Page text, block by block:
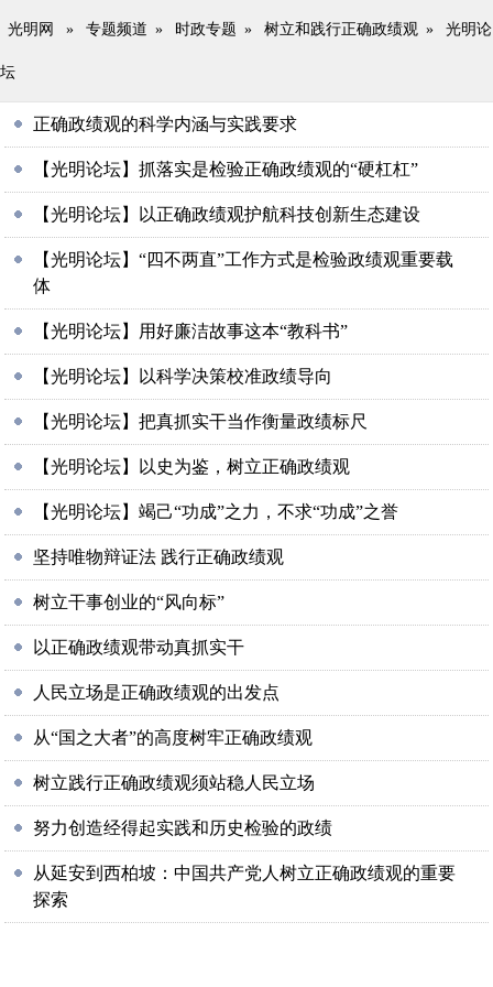
光明网 » 专题频道 » 时政专题 » 树立和践行正确政绩观 » 光明论
坛
正确政绩观的科学内涵与实践要求
【光明论坛】抓落实是检验正确政绩观的“硬杠杠”
【光明论坛】以正确政绩观护航科技创新生态建设
【光明论坛】“四不两直”工作方式是检验政绩观重要载
体
【光明论坛】用好廉洁故事这本“教科书”
【光明论坛】以科学决策校准政绩导向
【光明论坛】把真抓实干当作衡量政绩标尺
【光明论坛】以史为鉴，树立正确政绩观
【光明论坛】竭己“功成”之力，不求“功成”之誉
坚持唯物辩证法 践行正确政绩观
树立干事创业的“风向标”
以正确政绩观带动真抓实干
人民立场是正确政绩观的出发点
从“国之大者”的高度树牢正确政绩观
树立践行正确政绩观须站稳人民立场
努力创造经得起实践和历史检验的政绩
从延安到西柏坡：中国共产党人树立正确政绩观的重要
探索